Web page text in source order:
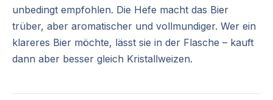
unbedingt empfohlen. Die Hefe macht das Bier
trüber, aber aromatischer und vollmundiger. Wer ein
klareres Bier möchte, lässt sie in der Flasche – kauft
dann aber besser gleich Kristallweizen.